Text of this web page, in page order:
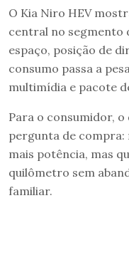
O Kia Niro HEV
central no segmento
espaço, posição de
consumo passa a
multimídia e pacote
Para o consumidor,
pergunta de compra:
mais potência, mas
quilômetro sem
familiar.